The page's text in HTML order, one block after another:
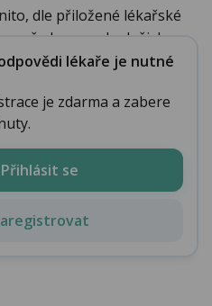
dle přiložené lékařské
v mozku ložisko c...
lékaře je nutné
je zdarma a zabere
Přihlásit se